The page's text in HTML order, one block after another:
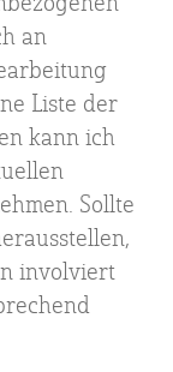
an
Liste der
kann ich
Sollte
involviert